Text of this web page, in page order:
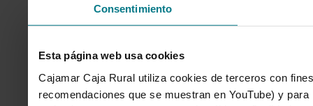
Consentimiento
Esta página web usa cookies
Cajamar Caja Rural utiliza cookies de terceros con
recomendaciones que se muestran en YouTube) y